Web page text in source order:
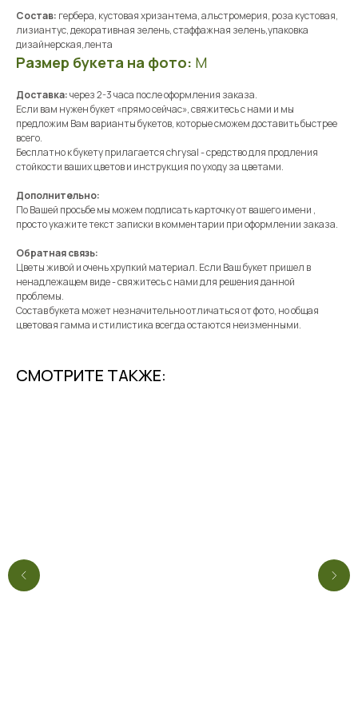
Состав: гербера, кустовая хризантема, альстромерия, роза кустовая,
лизиантус, декоративная зелень, стаффажная зелень,упаковка
дизайнерская,лента
Размер букета на фото: M
Доставка:через 2-3 часа после оформления заказа.
Если вам нужен букет «прямо сейчас», свяжитесь с нами и мы
предложим Вам варианты букетов, которые сможем доставить быстрее
всего.
Бесплатно к букету прилагается chrysal - средство для продления
стойкости ваших цветов и инструкция по уходу за цветами.
Дополнительно:
По Вашей просьбе мы можем подписать карточку от вашего имени ,
просто укажите текст записки в комментарии при оформлении заказа.
Обратная связь:
Цветы живой и очень хрупкий материал. Если Ваш букет пришел в
ненадлежащем виде - свяжитесь с нами для решения данной
проблемы.
Состав букета может незначительно отличаться от фото, но общая
цветовая гамма и стилистика всегда остаются неизменными.
СМОТРИТЕ ТАКЖЕ: